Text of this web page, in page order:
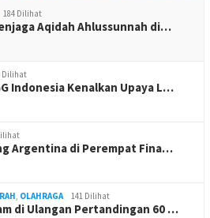
184 Dilihat
Aqidah Ahlussunnah di…
Dilihat
Indonesia Kenalkan Upaya L…
Argentina di Perempat Fina…
, OLAHRAGA 141 Dilihat
di Ulangan Pertandingan 60 …